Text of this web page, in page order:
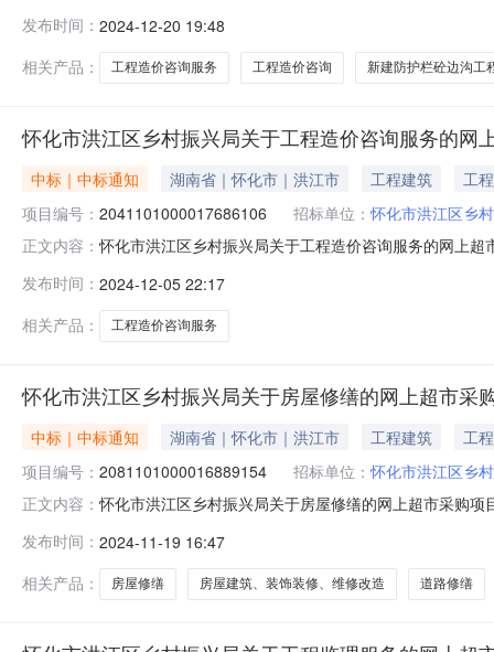
目所在行政区划名称:湖南省怀化市洪江管理区报价起止
发布时间： 2024-12-20 19:48
相关产品：
工程造价咨询服务 工程造价咨询 新建防护栏砼边沟工
怀化市洪江区乡村振兴局关于工程造价咨询服务的网
中标｜中标通知 湖南省｜怀化市｜洪江市 工程建筑
工程
项目编号： 2041101000017686106 招标单位： 怀化市洪江区乡
正文内容： 怀化市洪江区乡村振兴局关于工程造价咨询服务的网上
目所在行政区划名称:湖南省怀化市洪江管理区报价起止
发布时间： 2024-12-05 22:17
相关产品：
工程造价咨询服务
怀化市洪江区乡村振兴局关于房屋修缮的网上超市采
中标｜中标通知 湖南省｜怀化市｜洪江市 工程建筑
工程
项目编号： 2081101000016889154 招标单位： 怀化市洪江区乡
正文内容： 怀化市洪江区乡村振兴局关于房屋修缮的网上超市采购
称:湖南省怀化市洪江管理区报价起止时间:-二、采购单
发布时间： 2024-11-19 16:47
相关产品：
房屋修缮 房屋建筑、装饰装修、维修改造 道路修缮